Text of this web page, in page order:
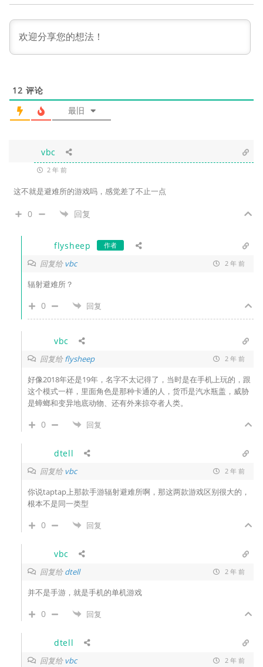
12 评论
最旧
vbc
2 年 前
这不就是避难所的游戏吗，感觉差了不止一点
0 回复
flysheep 作者
回复给vbc 2 年 前
辐射避难所？
0 回复
vbc
回复给flysheep 2 年 前
好像2018年还是19年，名字不太记得了，当时是在手机上玩的，跟
这个模式一样，里面角色是那种卡通的人，货币是汽水瓶盖，威胁
是蟑螂和变异地底动物、还有外来掠夺者人类。
0 回复
dtell
回复给vbc 2 年 前
你说taptap上那款手游辐射避难所啊，那这两款游戏区别很大的，
根本不是同一类型
0 回复
vbc
回复给dtell 2 年 前
并不是手游，就是手机的单机游戏
0 回复
dtell
回复给vbc 2 年 前